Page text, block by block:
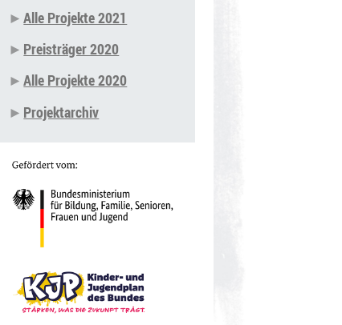
Alle Projekte 2021
Preisträger 2020
Alle Projekte 2020
Projektarchiv